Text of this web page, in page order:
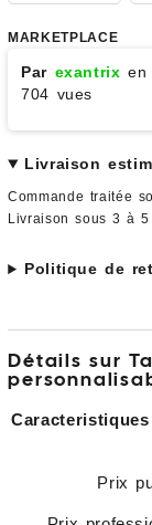
MARKETPLACE
Par exantrix en
704 vues
Livraison
Commande traitée
Livraison sous 3 à
Politique de
Détails sur
Caracteristiques
Prix